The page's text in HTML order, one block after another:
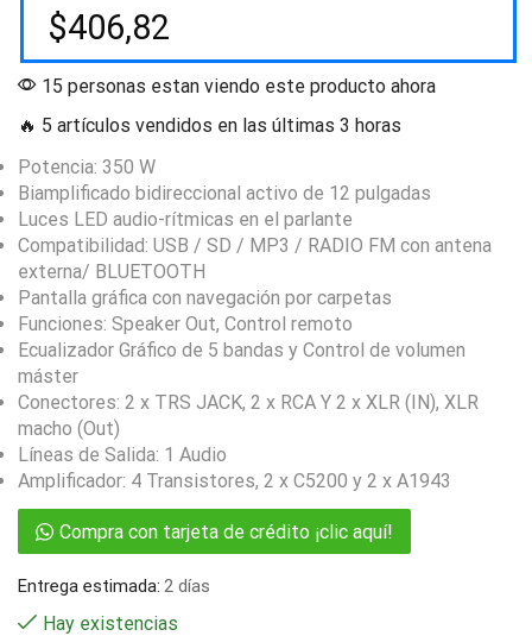
$406,82
15 personas estan viendo este producto ahora
🔥 5 artículos vendidos en las últimas 3 horas
Potencia: 350 W
Biamplificado bidireccional activo de 12 pulgadas
Luces LED audio-rítmicas en el parlante
Compatibilidad: USB / SD / MP3 / RADIO FM con antena
externa/ BLUETOOTH
Pantalla gráfica con navegación por carpetas
Funciones: Speaker Out, Control remoto
Ecualizador Gráfico de 5 bandas y Control de volumen
máster
Conectores: 2 x TRS JACK, 2 x RCA Y 2 x XLR (IN), XLR
macho (Out)
Líneas de Salida: 1 Audio
Amplificador: 4 Transistores, 2 x C5200 y 2 x A1943
Compra con tarjeta de crédito ¡clic aquí!
Entrega estimada: 2 días
Hay existencias